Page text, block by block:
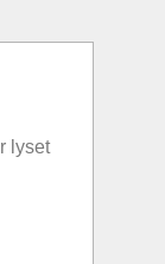
lyset